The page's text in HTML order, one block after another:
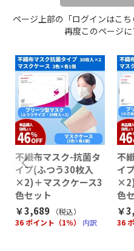
ページ上部の「ログインはこち
再度このページに
不織布マスク-抗菌タ
イプ(ふつう30枚入
×2)＋マスクケース3
色セット
￥3,689
（税込）
36 ポイント（1％）
内訳
不
イ
色
￥
36